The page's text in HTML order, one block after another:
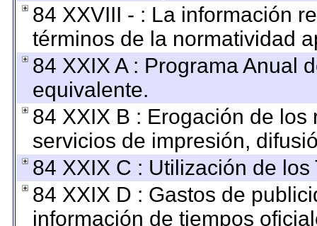
84 XXVIII - : La información
términos de la normatividad
84 XXIX A : Programa Anual
equivalente.
84 XXIX B : Erogación de
servicios de impresión,
84 XXIX C : Utilización de
84 XXIX D : Gastos de
información de tiempos